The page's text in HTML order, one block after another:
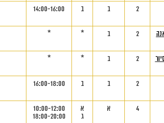
2 ב ב 14:00-16:00
2 ב *
*
2 ב *
*
2 ב ב 16:00-18:00
4 א
א
ג
10:00-12:00
18:00-20:00